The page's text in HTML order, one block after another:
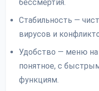
бессмертия.
Стабильность —
вирусов и
Удобство — меню на
понятное, с
функциям.